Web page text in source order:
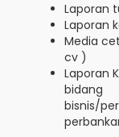
Laporan
Laporan
Media
cv )
Laporan
bidang
bisnis/